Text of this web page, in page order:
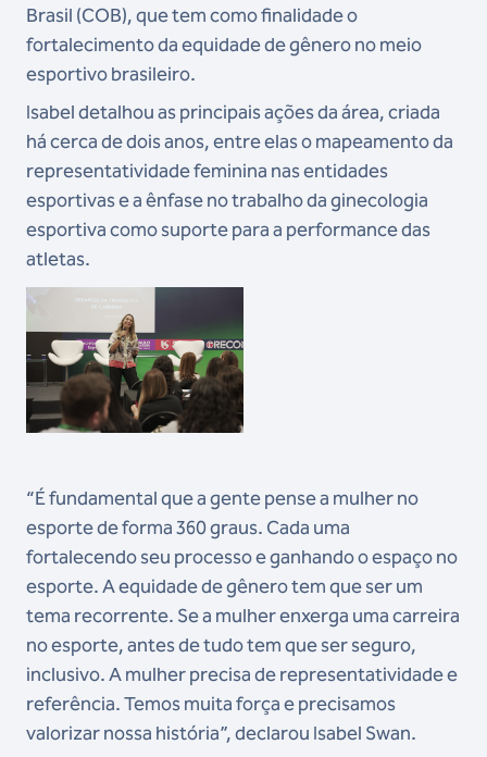
Brasil (COB), que tem como finalidade o
fortalecimento da equidade de gênero no meio
esportivo brasileiro.
Isabel detalhou as principais ações da área, criada
há cerca de dois anos, entre elas o mapeamento da
representatividade feminina nas entidades
esportivas e a ênfase no trabalho da ginecologia
esportiva como suporte para a performance das
atletas.
“É fundamental que a gente pense a mulher no
esporte de forma 360 graus. Cada uma
fortalecendo seu processo e ganhando o espaço no
esporte. A equidade de gênero tem que ser um
tema recorrente. Se a mulher enxerga uma carreira
no esporte, antes de tudo tem que ser seguro,
inclusivo. A mulher precisa de representatividade e
referência. Temos muita força e precisamos
valorizar nossa história”, declarou Isabel Swan.